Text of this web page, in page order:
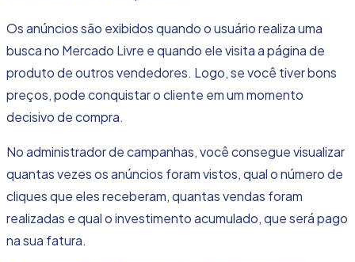
Os anúncios são exibidos quando o usuário realiza uma
busca no Mercado Livre e quando ele visita a página de
produto de outros vendedores. Logo, se você tiver bons
preços, pode conquistar o cliente em um momento
decisivo de compra.
No administrador de campanhas, você consegue visualizar
quantas vezes os anúncios foram vistos, qual o número de
cliques que eles receberam, quantas vendas foram
realizadas e qual o investimento acumulado, que será pago
na sua fatura.